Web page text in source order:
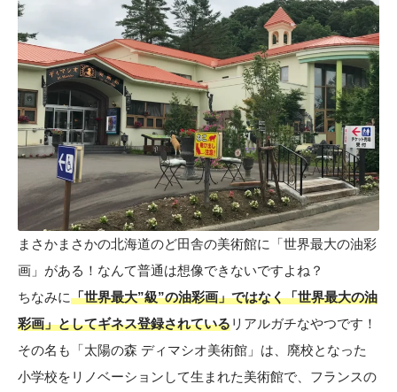
まさかまさかの北海道のど田舎の美術館に「世界最大の油彩
画」がある！なんて普通は想像できないですよね？
ちなみに「世界最大”級”の油彩画」ではなく「世界最大の油
彩画」としてギネス登録されているリアルガチなやつです！
その名も「太陽の森 ディマシオ美術館」は、廃校となった
小学校をリノベーションして生まれた美術館で、フランスの